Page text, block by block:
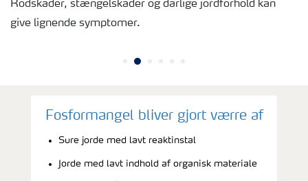
Rodskader, stængelskader og dårlige jordforhold kan
give lignende symptomer.
Fosformangel bliver gjort værre af
Sure jorde med lavt reaktinstal
Jorde med lavt indhold af organisk materiale